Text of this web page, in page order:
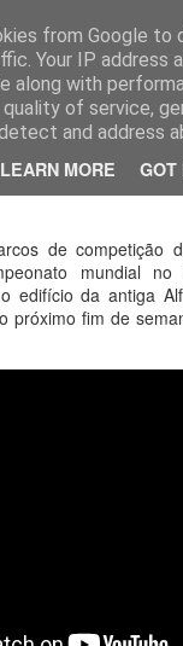
from Google to
Your IP address
along with
of service,
and address
LEARN MORE GOT
de motonáutica
de competição
mundial no
edifício da antiga
próximo fim de